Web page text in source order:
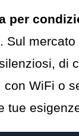
per
Sul
di
con WiFi o
tue